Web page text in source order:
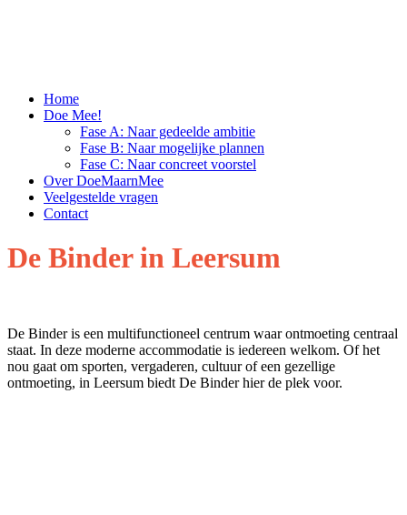
Home
Doe Mee!
Fase A: Naar gedeelde ambitie
Fase B: Naar mogelijke plannen
Fase C: Naar concreet voorstel
Over DoeMaarnMee
Veelgestelde vragen
Contact
De Binder in Leersum
De Binder is een multifunctioneel centrum waar ontmoeting centraal
staat. In deze moderne accommodatie is iedereen welkom. Of het
nou gaat om sporten, vergaderen, cultuur of een gezellige
ontmoeting, in Leersum biedt De Binder hier de plek voor.